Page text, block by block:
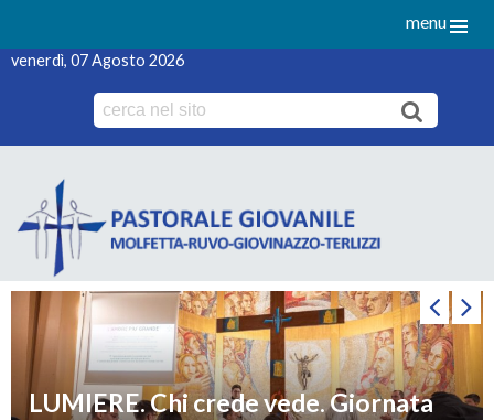
menu
venerdì, 07 Agosto 2026
LUMIERE. Chi crede vede. Giornata